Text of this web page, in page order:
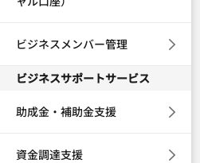
ビジネスメンバー管理
ビジネスサポートサービス
助成金・補助金支援
資金調達支援